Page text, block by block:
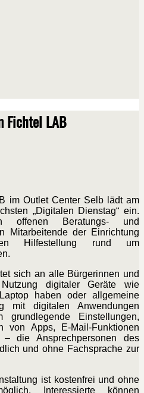
Fichtel LAB
im Outlet Center Selb lädt am
„Digitalen Dienstag“ ein.
offenen Beratungs- und
Mitarbeitende der Einrichtung
Hilfestellung rund um
sich an alle Bürgerinnen und
digitaler Geräte wie
haben oder allgemeine
mit digitalen Anwendungen
Einstellungen,
von Apps, E-Mail-Funktionen
die Ansprechpersonen des
und ohne Fachsprache zur
ist kostenfrei und ohne
Interessierte können